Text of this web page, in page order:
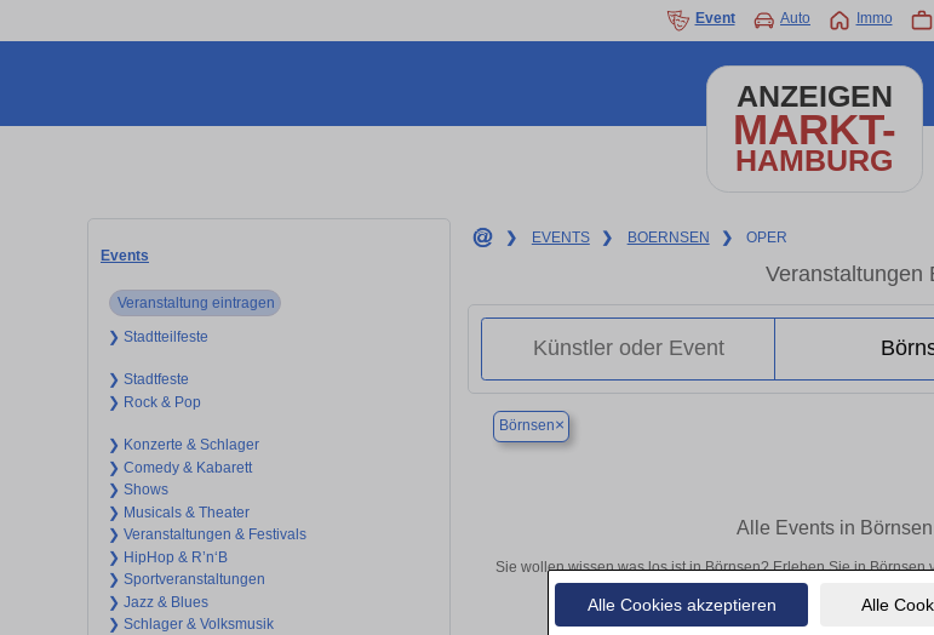
Alle Cookies akzeptieren Alle
Event Auto Immo
ANZEIGEN
MARKT-
HAMBURG
Events
Veranstaltung eintragen
❯ Stadtteilfeste
❯ Stadtfeste
❯ Rock & Pop
❯ Konzerte & Schlager
❯ Comedy & Kabarett
❯ Shows
❯ Musicals & Theater
❯ Veranstaltungen & Festivals
❯ HipHop & R’n‘B
❯ Sportveranstaltungen
❯ Jazz & Blues
❯ Schlager & Volksmusik
❯ EVENTS ❯ BOERNSEN ❯ OPER
Veranstaltungen
Börnsen×
Alle Events in
Sie wollen wissen was los ist in Börnsen? Erleben Sie in
oder aufregende